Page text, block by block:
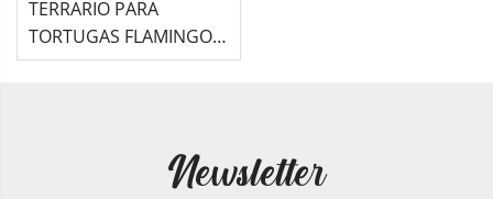
TERRARIO PARA
TORTUGAS FLAMINGO -
TRIAS (60x35x20cm)
Newsletter